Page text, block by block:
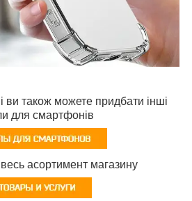
ви також можете придбати інші
для смартфонів
асортимент магазину